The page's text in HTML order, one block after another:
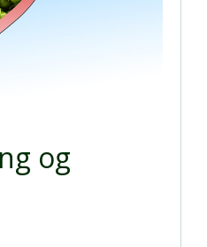
og